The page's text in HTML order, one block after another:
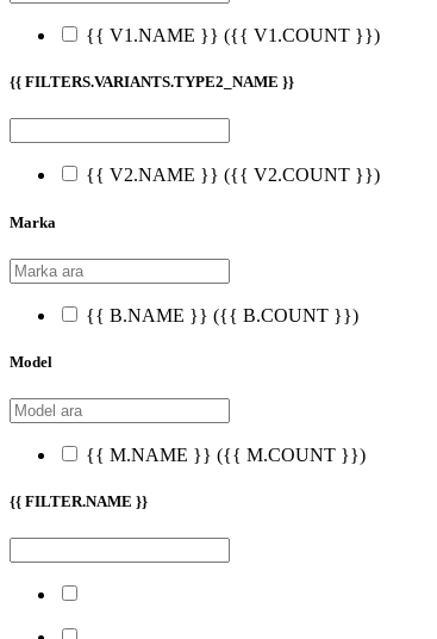
{{ V1.NAME }} ({{ V1.COUNT }})
{{ FILTERS.VARIANTS.TYPE2_NAME }}
{{ V2.NAME }} ({{ V2.COUNT }})
Marka
{{ B.NAME }} ({{ B.COUNT }})
Model
{{ M.NAME }} ({{ M.COUNT }})
{{ FILTER.NAME }}